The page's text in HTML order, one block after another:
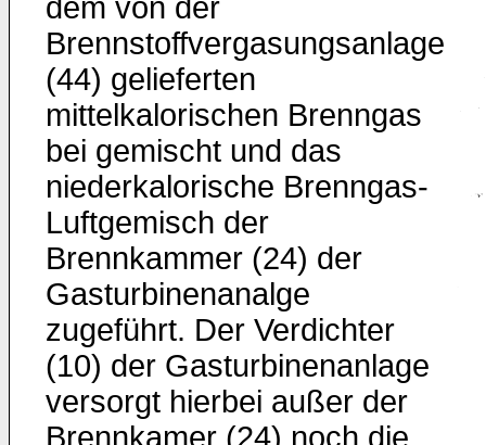
dem von der
Brennstoffvergasungsanlage
(44) gelieferten
mittelkalorischen Brenngas
bei gemischt und das
niederkalorische Brenngas-
Luftgemisch der
Brennkammer (24) der
Gasturbinenanalge
zugeführt. Der Verdichter
(10) der Gasturbinenanlage
versorgt hierbei außer der
Brennkamer (24) noch die